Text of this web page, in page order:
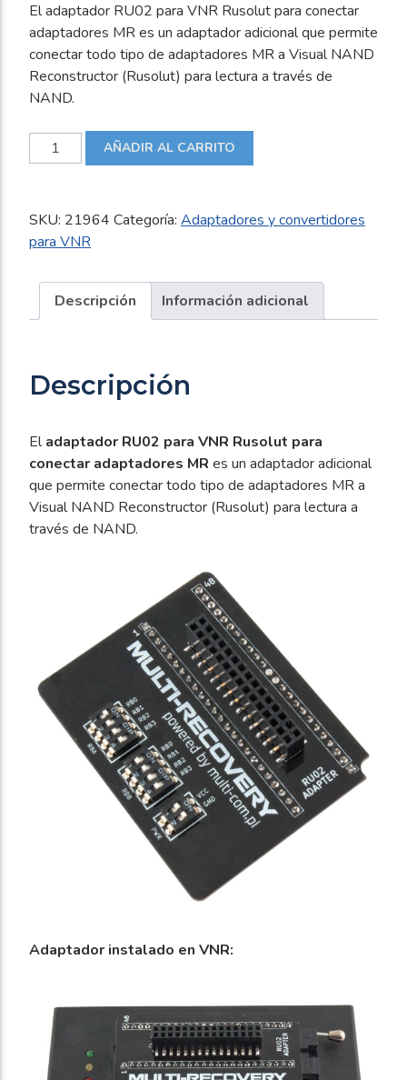
El adaptador RU02 para VNR Rusolut para conectar
adaptadores MR es un adaptador adicional que permite
conectar todo tipo de adaptadores MR a Visual NAND
Reconstructor (Rusolut) para lectura a través de
NAND.
Adaptador
RU02
Rusolut
para
adaptadores
MR
AÑADIR AL CARRITO
SKU: 21964 Categoría: Adaptadores y convertidores
para VNR
Descripción Información adicional
Descripción
Eladaptador RU02 para VNR Rusolut para
conectar adaptadores MR es un adaptador adicional
que permite conectar todo tipo de adaptadores MR a
Visual NAND Reconstructor (Rusolut) para lectura a
través de NAND.
Adaptador instalado en VNR: